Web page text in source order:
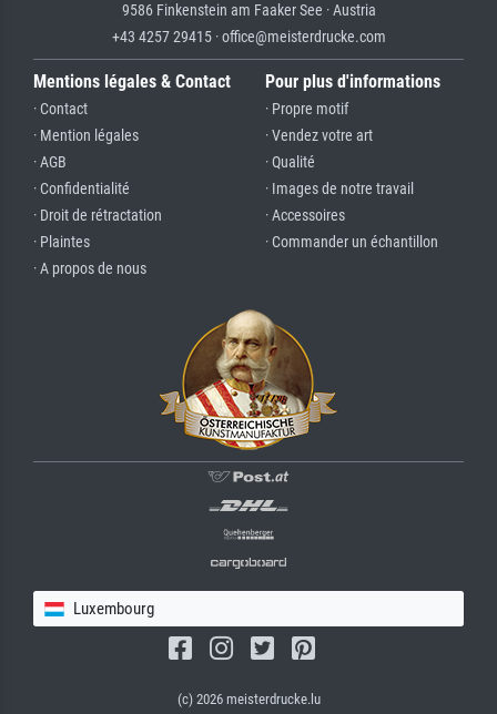
9586 Finkenstein am Faaker See · Austria
+43 4257 29415 · office@meisterdrucke.com
Mentions légales & Contact
· Contact
· Mention légales
· AGB
· Confidentialité
· Droit de rétractation
· Plaintes
· A propos de nous
Pour plus d'informations
· Propre motif
· Vendez votre art
· Qualité
· Images de notre travail
· Accessoires
· Commander un échantillon
Luxembourg
(c) 2026 meisterdrucke.lu